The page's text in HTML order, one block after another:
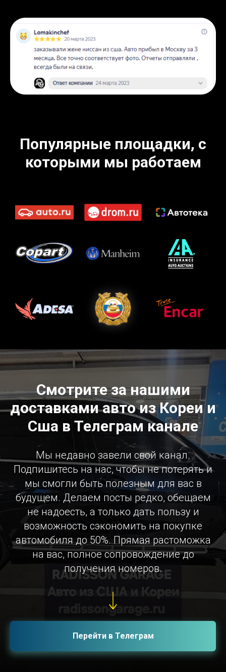
Популярные площадки, с
которыми мы работаем
Смотрите за нашими
доставками авто из Кореи и
Сша в Телеграм канале
Мы недавно завели свой канал.
Подпишитесь на нас, чтобы не потерять и
мы смогли быть полезным для вас в
будущем. Делаем посты редко, обещаем
не надоесть, а только дать пользу и
возможность сэкономить на покупке
автомобиля до 50%. Прямая растоможка
на вас, полное сопровождение до
получения номеров.
Перейти в Телеграм